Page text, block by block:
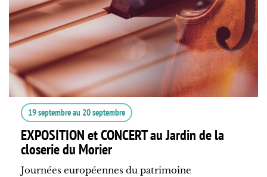
19 septembreau 20 septembre
EXPOSITION et CONCERT au Jardin de la
closerie du Morier
Journées européennes du patrimoine